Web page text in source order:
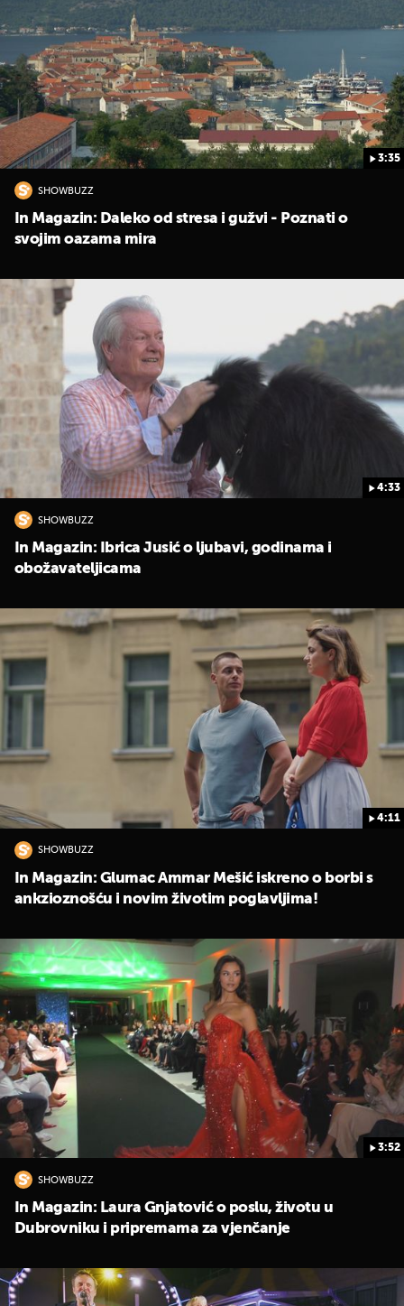
3:35
SHOWBUZZ
In Magazin: Daleko od stresa i gužvi - Poznati o
svojim oazama mira
4:33
SHOWBUZZ
In Magazin: Ibrica Jusić o ljubavi, godinama i
obožavateljicama
4:11
SHOWBUZZ
In Magazin: Glumac Ammar Mešić iskreno o borbi s
ankzioznošću i novim životim poglavljima!
3:52
SHOWBUZZ
In Magazin: Laura Gnjatović o poslu, životu u
Dubrovniku i pripremama za vjenčanje
UKLJUČITE NOTIFIKACIJE